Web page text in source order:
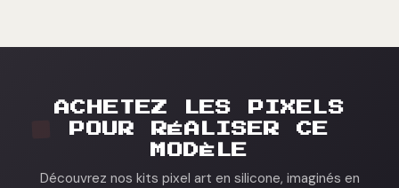
ACHETEZ LES PIXELS
POUR RÉALISER CE
MODÈLE
Découvrez nos kits pixel art en silicone, imaginés en